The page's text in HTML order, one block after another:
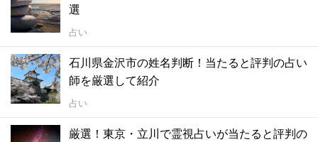
選
占い
石川県金沢市の姓名判断！当たると評判の占い
師を厳選して紹介
占い
厳選！東京・立川で霊視占いが当たると評判の